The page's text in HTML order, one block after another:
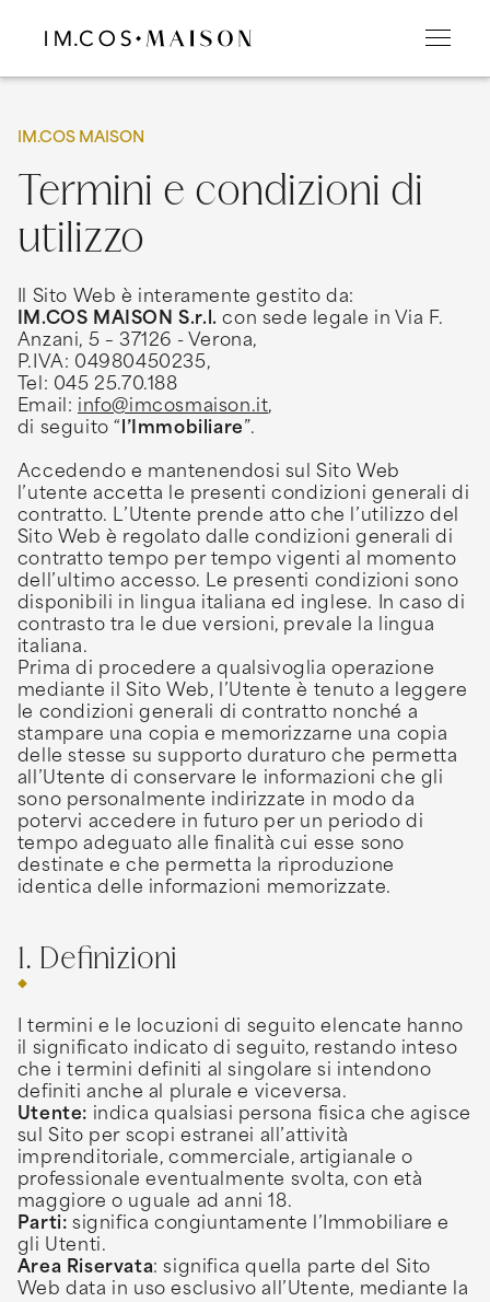
IM.COS MAISON
Termini e condizioni di
utilizzo
Il Sito Web è interamente gestito da:
IM.COS MAISON S.r.l. con sede legale in Via F.
Anzani, 5 – 37126 - Verona,
P.IVA: 04980450235,
Tel: 045 25.70.188
Email: info@imcosmaison.it,
di seguito “ l’Immobiliare”.
Accedendo e mantenendosi sul Sito Web
l’utente accetta le presenti condizioni generali di
contratto. L’Utente prende atto che l’utilizzo del
Sito Web è regolato dalle condizioni generali di
contratto tempo per tempo vigenti al momento
dell’ultimo accesso. Le presenti condizioni sono
disponibili in lingua italiana ed inglese. In caso di
contrasto tra le due versioni, prevale la lingua
italiana.
Prima di procedere a qualsivoglia operazione
mediante il Sito Web, l’Utente è tenuto a leggere
le condizioni generali di contratto nonché a
stampare una copia e memorizzarne una copia
delle stesse su supporto duraturo che permetta
all’Utente di conservare le informazioni che gli
sono personalmente indirizzate in modo da
potervi accedere in futuro per un periodo di
tempo adeguato alle finalità cui esse sono
destinate e che permetta la riproduzione
identica delle informazioni memorizzate.
1. Definizioni
I termini e le locuzioni di seguito elencate hanno
il significato indicato di seguito, restando inteso
che i termini definiti al singolare si intendono
definiti anche al plurale e viceversa.
Utente: indica qualsiasi persona fisica che agisce
sul Sito per scopi estranei all’attività
imprenditoriale, commerciale, artigianale o
professionale eventualmente svolta, con età
maggiore o uguale ad anni 18.
Parti: significa congiuntamente l’Immobiliare e
gli Utenti.
Area Riservata: significa quella parte del Sito
Web data in uso esclusivo all’Utente, mediante la